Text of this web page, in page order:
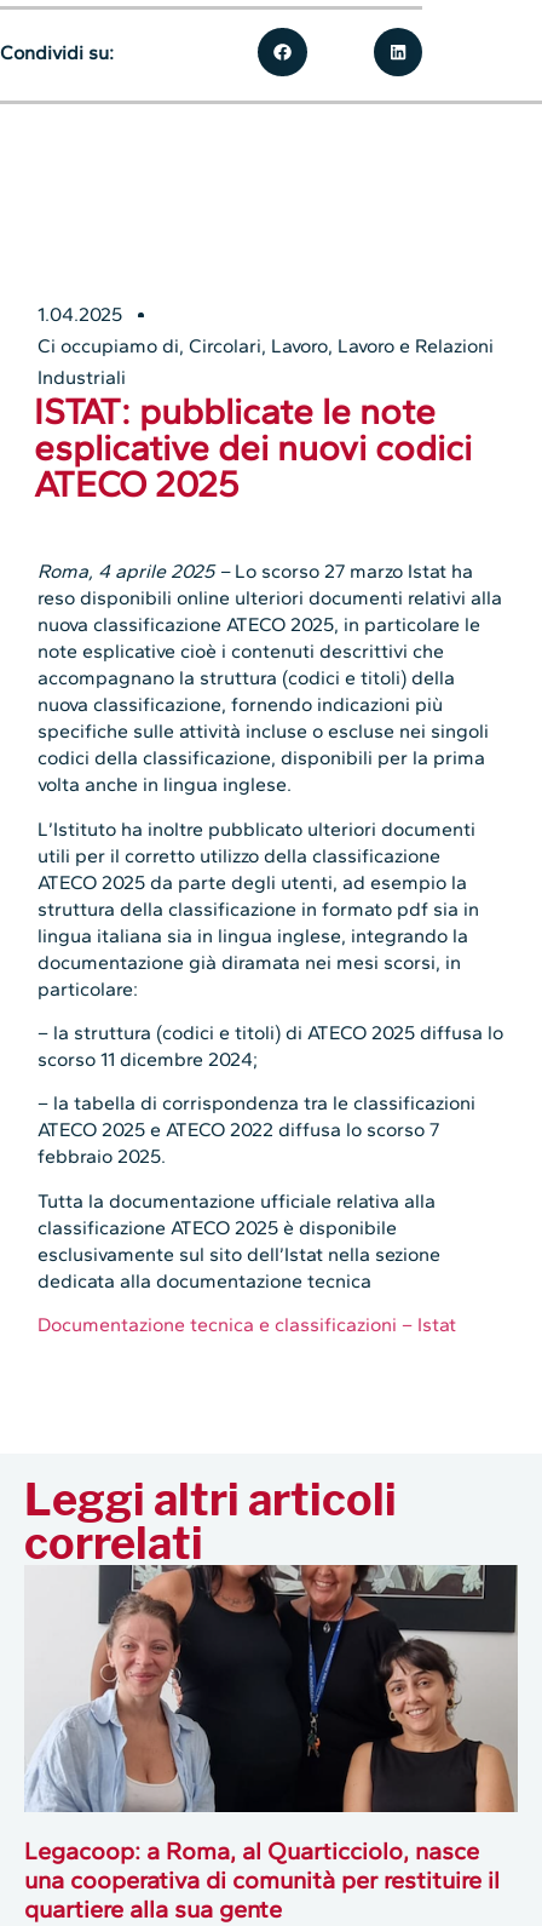
1.04.2025
Ci occupiamo di,Circolari, Lavoro, Lavoro e Relazioni
Industriali
ISTAT: pubblicate le note
esplicative dei nuovi codici
ATECO 2025
Roma, 4 aprile 2025 – Lo scorso 27 marzo Istat ha
reso disponibili online ulteriori documenti relativi alla
nuova classificazione ATECO 2025, in particolare le
note esplicative cioè i contenuti descrittivi che
accompagnano la struttura (codici e titoli) della
nuova classificazione, fornendo indicazioni più
specifiche sulle attività incluse o escluse nei singoli
codici della classificazione, disponibili per la prima
volta anche in lingua inglese.
L’Istituto ha inoltre pubblicato ulteriori documenti
utili per il corretto utilizzo della classificazione
ATECO 2025 da parte degli utenti, ad esempio la
struttura della classificazione in formato pdf sia in
lingua italiana sia in lingua inglese, integrando la
documentazione già diramata nei mesi scorsi, in
particolare:
– la struttura (codici e titoli) di ATECO 2025 diffusa lo
scorso 11 dicembre 2024;
– la tabella di corrispondenza tra le classificazioni
ATECO 2025 e ATECO 2022 diffusa lo scorso 7
febbraio 2025.
Tutta la documentazione ufficiale relativa alla
classificazione ATECO 2025 è disponibile
esclusivamente sul sito dell’Istat nella sezione
dedicata alla documentazione tecnica
Documentazione tecnica e classificazioni – Istat
Condividi su:
Leggi altri articoli
correlati
Legacoop: a Roma, al Quarticciolo, nasce
una cooperativa di comunità per restituire il
quartiere alla sua gente